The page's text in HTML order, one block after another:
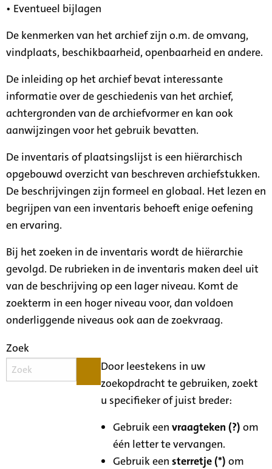
• Eventueel bijlagen
De kenmerken van het archief zijn o.m. de omvang,
vindplaats, beschikbaarheid, openbaarheid en andere.
De inleiding op het archief bevat interessante
informatie over de geschiedenis van het archief,
achtergronden van de archiefvormer en kan ook
aanwijzingen voor het gebruik bevatten.
De inventaris of plaatsingslijst is een hiërarchisch
opgebouwd overzicht van beschreven archiefstukken.
De beschrijvingen zijn formeel en globaal. Het lezen en
begrijpen van een inventaris behoeft enige oefening
en ervaring.
Bij het zoeken in de inventaris wordt de hiërarchie
gevolgd. De rubrieken in de inventaris maken deel uit
van de beschrijving op een lager niveau. Komt de
zoekterm in een hoger niveau voor, dan voldoen
onderliggende niveaus ook aan de zoekvraag.
Zoek
Door leestekens in uw
zoekopdracht te gebruiken, zoekt
u specifieker of juist breder:
Gebruik eenvraagteken (?) om
één letter te vervangen.
Gebruik eensterretje (*) om